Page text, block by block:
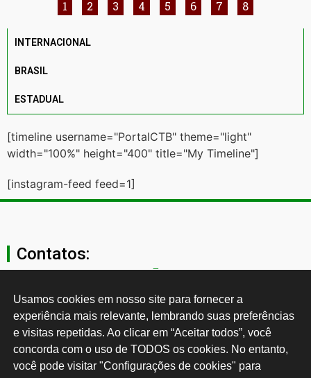
1 2 3 4 5 6 7 8
INTERNACIONAL
BRASIL
ESTADUAL
[timeline username="PortalCTB" theme="light"
width="100%" height="400" title="My Timeline"]
[instagram-feed feed=1]
Contatos:
secgeral@ctb.org.br
11 3874-0040
Rua Cardoso de Almeida, 1843, Sumaré São Paulo - SP -
Brasil CEP: 01251-001
Usamos cookies em nosso site para fornecer a
experiência mais relevante, lembrando suas preferências
e visitas repetidas. Ao clicar em “Aceitar todos”, você
concorda com o uso de TODOS os cookies. No entanto,
você pode visitar "Configurações de cookies" para